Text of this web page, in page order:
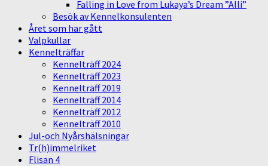
Falling in Love from Lukaya’s Dream ”Alli”
Besök av Kennelkonsulenten
Året som har gått
Valpkullar
Kennelträffar
Kennelträff 2024
Kennelträff 2023
Kennelträff 2019
Kennelträff 2014
Kennelträff 2012
Kennelträff 2010
Jul-och Nyårshälsningar
Tr(h)immelriket
Flisan 4